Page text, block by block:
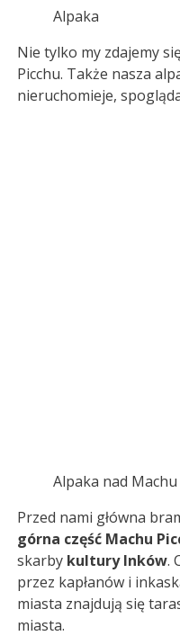
Alpaka
Nie tylko my zdajemy
Picchu. Także nasza
nieruchomieje,
Alpaka nad Machu
Przed nami główna
górna część Machu
skarby kultury Inków.
przez kapłanów i
miasta znajdują się
miasta.